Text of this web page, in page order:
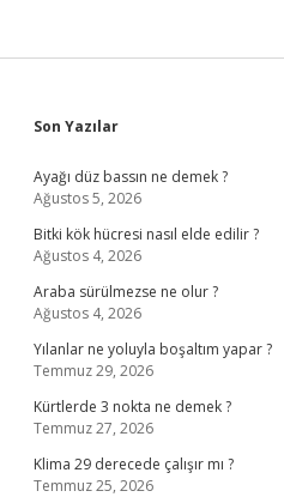
Sidebar
Son Yazılar
Ayağı düz bassın ne demek ?
Ağustos 5, 2026
Bitki kök hücresi nasıl elde edilir ?
Ağustos 4, 2026
Araba sürülmezse ne olur ?
Ağustos 4, 2026
Yılanlar ne yoluyla boşaltım yapar ?
Temmuz 29, 2026
Kürtlerde 3 nokta ne demek ?
Temmuz 27, 2026
Klima 29 derecede çalışır mı ?
Temmuz 25, 2026